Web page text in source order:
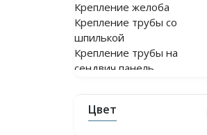
Крепление желоба
Крепление трубы со
шпилькой
Крепление трубы на
сендвич панель
Тройник трубы водостока
Водосточная система из
Цвет